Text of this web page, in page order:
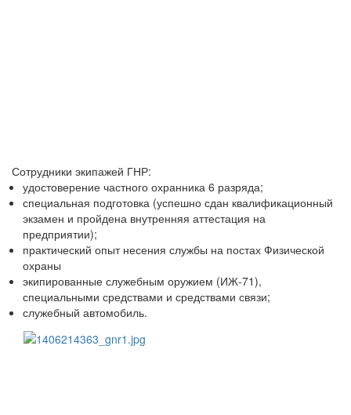
Сотрудники экипажей ГНР:
удостоверение частного охранника 6 разряда;
специальная подготовка (успешно сдан квалификационный
экзамен и пройдена внутренняя аттестация на
предприятии);
практический опыт несения службы на постах Физической
охраны
экипированные служебным оружием (ИЖ-71),
специальными средствами и средствами связи;
служебный автомобиль.